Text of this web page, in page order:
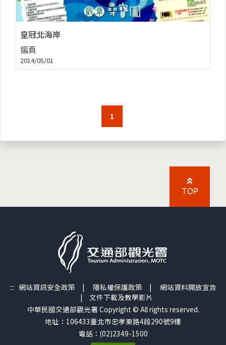
皇冠北海岸
摺頁
2014/05/01
1
TOP
::: 網站資訊安全政策 | 隱私權保護政策 | 網站資料開放宣告
| 文件下載及教學影片
中華民國交通部觀光署 Copyright © All rights reserved.
地址：106433臺北市忠孝東路4段290號9樓
電話：(02)2349-1500